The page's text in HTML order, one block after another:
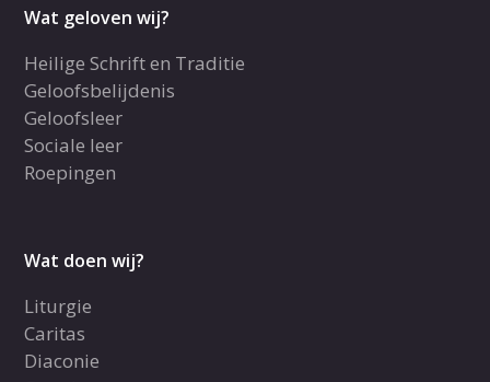
Wat geloven wij?
Heilige Schrift en Traditie
Geloofsbelijdenis
Geloofsleer
Sociale leer
Roepingen
Wat doen wij?
Liturgie
Caritas
Diaconie